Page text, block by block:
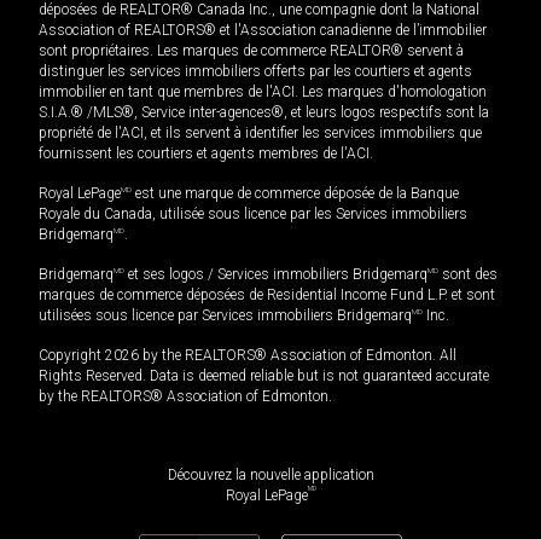
déposées de REALTOR® Canada Inc., une compagnie dont la National
Association of REALTORS® et l'Association canadienne de l’immobilier
sont propriétaires. Les marques de commerce REALTOR® servent à
distinguer les services immobiliers offerts par les courtiers et agents
immobilier en tant que membres de l'ACI. Les marques d'homologation
S.I.A.® /MLS®, Service inter-agences®, et leurs logos respectifs sont la
propriété de l'ACI, et ils servent à identifier les services immobiliers que
fournissent les courtiers et agents membres de l'ACI.
Royal LePageMD est une marque de commerce déposée de la Banque
Royale du Canada, utilisée sous licence par les Services immobiliers
BridgemarqMD.
BridgemarqMD et ses logos / Services immobiliers BridgemarqMD sont des
marques de commerce déposées de Residential Income Fund L.P. et sont
utilisées sous licence par Services immobiliers BridgemarqMD Inc.
Copyright 2026 by the REALTORS® Association of Edmonton. All
Rights Reserved. Data is deemed reliable but is not guaranteed accurate
by the REALTORS® Association of Edmonton.
Découvrez la nouvelle application
Royal LePageMD